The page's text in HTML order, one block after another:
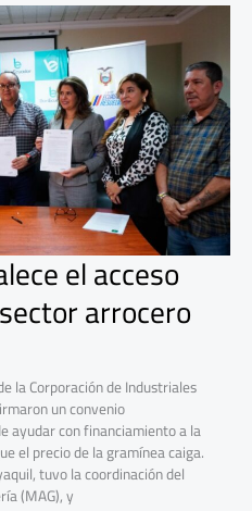
el acceso
arrocero
la Corporación de Industriales
un convenio
ayudar con financiamiento a la
el precio de la gramínea caiga.
tuvo la coordinación del
(MAG), y